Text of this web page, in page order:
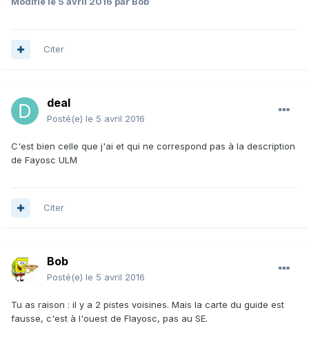
Citer
deal
Posté(e) le 5 avril 2016
C'est bien celle que j'ai et qui ne correspond pas à la description
de Fayosc ULM
Citer
Bob
Posté(e) le 5 avril 2016
Tu as raison : il y a 2 pistes voisines. Mais la carte du guide est
fausse, c'est à l'ouest de Flayosc, pas au SE.